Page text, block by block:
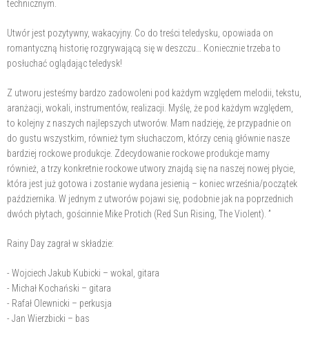
technicznym.
Utwór jest pozytywny, wakacyjny. Co do treści teledysku, opowiada on
romantyczną historię rozgrywającą się w deszczu… Koniecznie trzeba to
posłuchać oglądając teledysk!
Z utworu jesteśmy bardzo zadowoleni pod każdym względem melodii, tekstu,
aranżacji, wokali, instrumentów, realizacji. Myślę, że pod każdym względem,
to kolejny z naszych najlepszych utworów. Mam nadzieję, że przypadnie on
do gustu wszystkim, również tym słuchaczom, którzy cenią głównie nasze
bardziej rockowe produkcje. Zdecydowanie rockowe produkcje mamy
również, a trzy konkretnie rockowe utwory znajdą się na naszej nowej płycie,
która jest już gotowa i zostanie wydana jesienią – koniec września/początek
października. W jednym z utworów pojawi się, podobnie jak na poprzednich
dwóch płytach, gościnnie Mike Protich (Red Sun Rising, The Violent). ”
Rainy Day zagrał w składzie:
- Wojciech Jakub Kubicki – wokal, gitara
- Michał Kochański – gitara
- Rafał Olewnicki – perkusja
- Jan Wierzbicki – bas